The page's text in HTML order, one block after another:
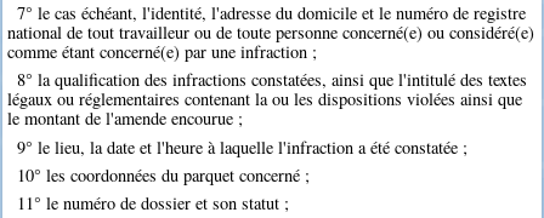
7° le cas échéant, l'identité, l'adresse du domicile et le numéro de registre
national de tout travailleur ou de toute personne concerné(e) ou considéré(e)
comme étant concerné(e) par une infraction ;
8° la qualification des infractions constatées, ainsi que l'intitulé des textes
légaux ou réglementaires contenant la ou les dispositions violées ainsi que
le montant de l'amende encourue ;
9° le lieu, la date et l'heure à laquelle l'infraction a été constatée ;
10° les coordonnées du parquet concerné ;
11° le numéro de dossier et son statut ;